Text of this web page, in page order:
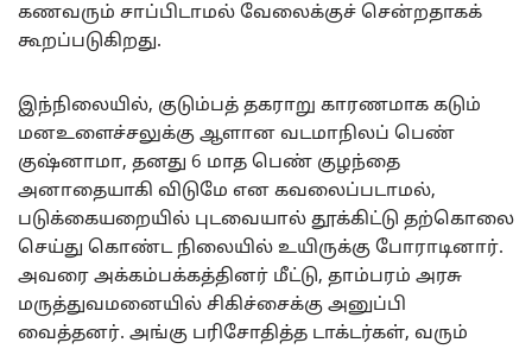
கணவரும் சாப்பிடாமல் வேலைக்குச் சென்றதாகக்
கூறப்படுகிறது.
இந்நிலையில், குடும்பத் தகராறு காரணமாக கடும்
மனஉளைச்சலுக்கு ஆளான வடமாநிலப் பெண்
குஷ்னாமா, தனது 6 மாத பெண் குழந்தை
அனாதையாகி விடுமே என கவலைப்படாமல்,
படுக்கையறையில் புடவையால் தூக்கிட்டு தற்கொலை
செய்து கொண்ட நிலையில் உயிருக்கு போராடினார்.
அவரை அக்கம்பக்கத்தினர் மீட்டு, தாம்பரம் அரசு
மருத்துவமனையில் சிகிச்சைக்கு அனுப்பி
வைத்தனர். அங்கு பரிசோதித்த டாக்டர்கள், வரும்